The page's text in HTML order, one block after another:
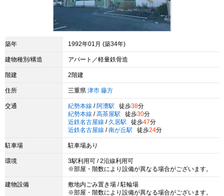
築年 1992年01月 (築34年)
建物種別/構造 アパート／軽量鉄骨造
階建 2階建
住所 三重県 津市 藤方
交通 紀勢本線 / 阿漕駅 徒歩38分
紀勢本線 / 高茶屋駅 徒歩30分
近鉄名古屋線 / 久居駅 徒歩47分
近鉄名古屋線 / 南が丘駅 徒歩24分
駐車場 駐車場あり
環境
3駅利用可 / 2沿線利用可
※部屋・階数により設備が異なる場合がございます。
建物設備
敷地内ごみ置き場 / 駐輪場
※部屋・階数により設備が異なる場合がございます。